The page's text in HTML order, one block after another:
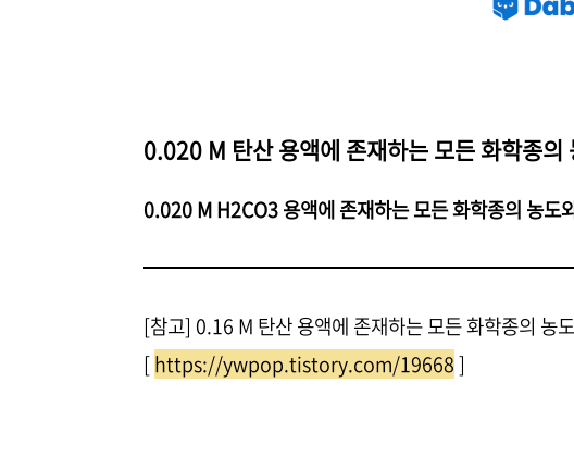
0.020 M 탄산 용액에 존재하는 모든 화학종의
0.020 M H2CO3 용액에 존재하는 모든 화학종의 농도
[참고] 0.16 M 탄산 용액에 존재하는 모든 화학종의 농
[https://ywpop.tistory.com/19668]